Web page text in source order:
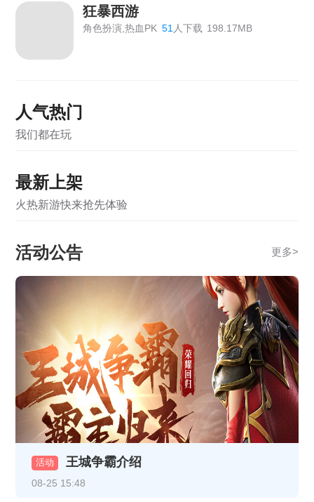
《霸者天下》5月22日维护公告
《霸者天下》5月12日维护公告
《霸者天下》5月7日维护公告
《霸者天下》4月28日维护公告
《霸者天下》4月28日合服公告
《霸者天下》3月31日合服公告
《霸者天下》开服活动
《龙破九天》2月5日10:00-12:00合服公告
《龙破九天》1月13日10:00-12:00合服公告
《热血战纪》1月9日合服公告
《龙破九天》1月9日16:30-17:30更新维护公告
《龙破九天》1月8日16:30-17:30更新维护公告
狂暴西游
角色扮演,热血PK 51 人下载 198.17MB
人气热门
我们都在玩
最新上架
火热新游快来抢先体验
活动公告 更多>
活动 王城争霸介绍
08-25 15:48